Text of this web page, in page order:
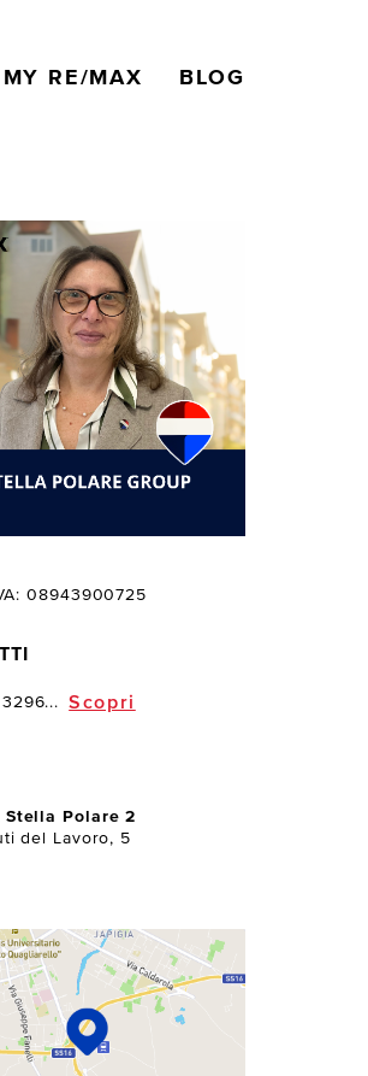
MY RE/MAX BLOG
08943900725
3296... Scopri
Stella Polare 2
del Lavoro, 5